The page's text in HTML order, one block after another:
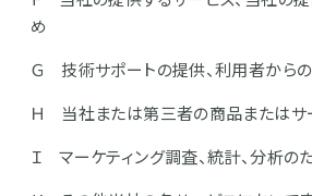
め
Ｇ 技術サポートの提供、利用者から
Ｈ 当社または第三者の商品またはサ
Ｉ マーケティング調査、統計、分析の